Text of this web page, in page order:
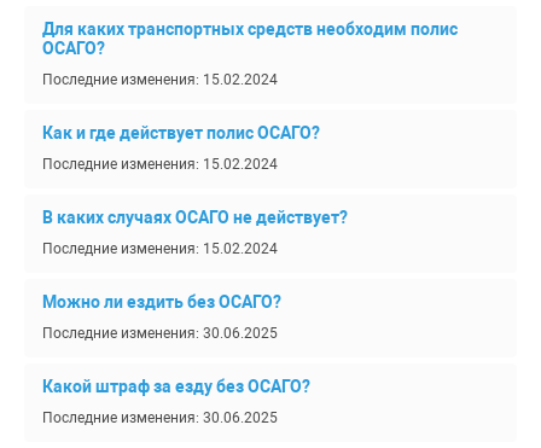
Для каких транспортных средств необходим полис
ОСАГО?
Последние изменения: 15.02.2024
Как и где действует полис ОСАГО?
Последние изменения: 15.02.2024
В каких случаях ОСАГО не действует?
Последние изменения: 15.02.2024
Можно ли ездить без ОСАГО?
Последние изменения: 30.06.2025
Какой штраф за езду без ОСАГО?
Последние изменения: 30.06.2025